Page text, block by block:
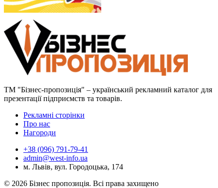
ТМ "Бізнес-пропозиція" – український рекламний каталог для
презентації підприємств та товарів.
Рекламні сторінки
Про нас
Нагороди
+38 (096) 791-79-41
admin@west-info.ua
м. Львів, вул. Городоцька, 174
© 2026 Бізнес пропозиція. Всі права захищено